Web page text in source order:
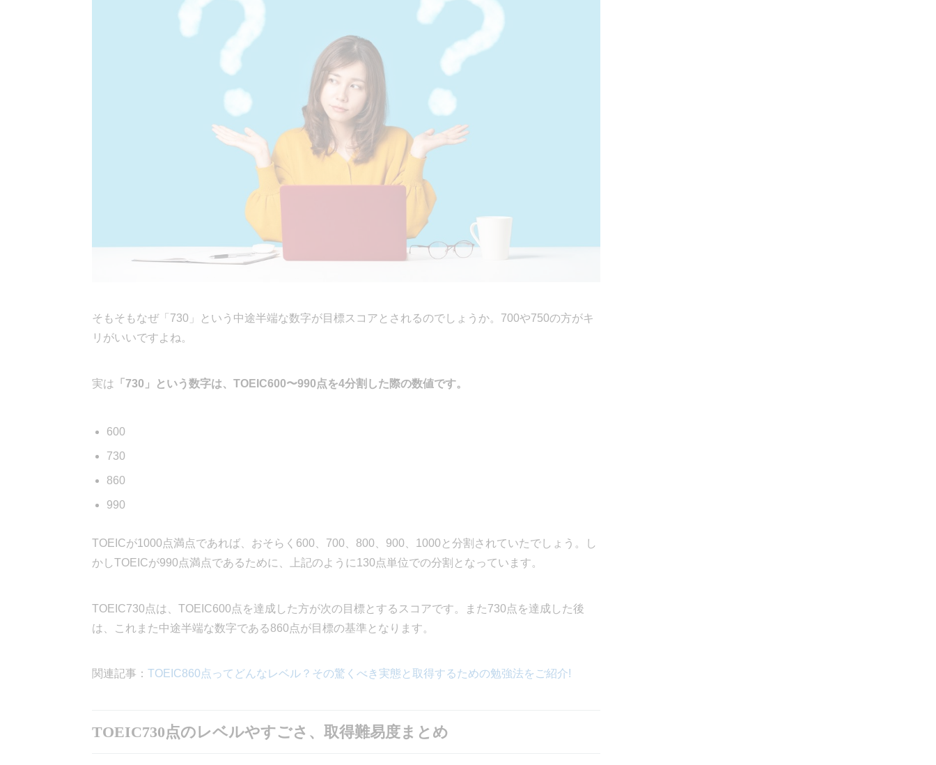
そもそもなぜ「730」という中途半端な数字が目標スコアとされるのでしょうか。700や750の方がキ
リがいいですよね。
実は 「730」という数字は、TOEIC600〜990点を4分割した際の数値です。
600
730
860
990
TOEICが1000点満点であれば、おそらく600、700、800、900、1000と分割されていたでしょう。し
かしTOEICが990点満点であるために、上記のように130点単位での分割となっています。
TOEIC730点は、TOEIC600点を達成した方が次の目標とするスコアです。また730点を達成した後
は、これまた中途半端な数字である860点が目標の基準となります。
関連記事： TOEIC860点ってどんなレベル？その驚くべき実態と取得するための勉強法をご紹介!
TOEIC730点のレベルやすごさ、取得難易度まとめ